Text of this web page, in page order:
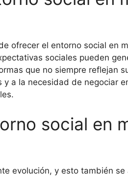
ofrecer el entorno social en
sociales pueden
que no siempre reflejan
a la necesidad de negociar
social en
evolución, y esto también